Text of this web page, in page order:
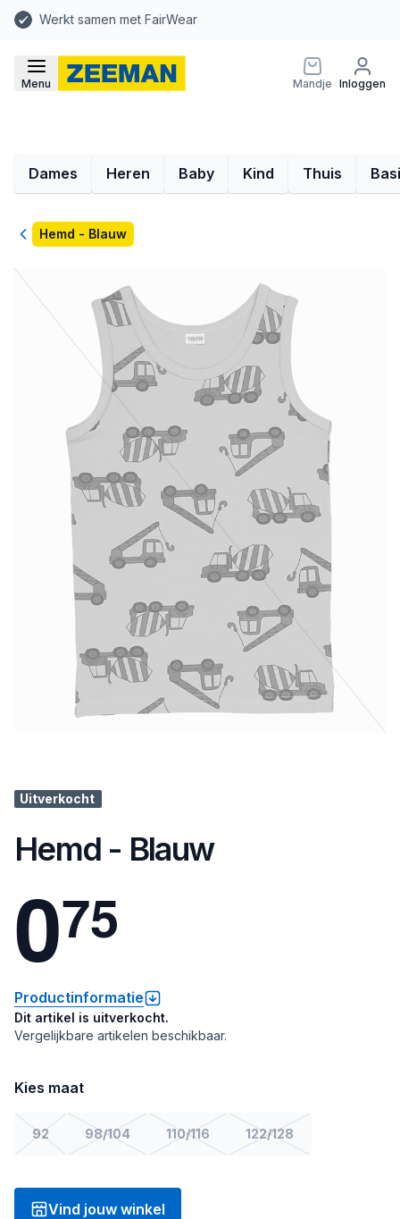
Werkt samen met FairWear
Menu Mandje Inloggen
Dames Heren Baby Kind Thuis
TerugHemd - Blauw
Uitverkocht
Hemd - Blauw
075
Productinformatie
Dit artikel is uitverkocht.
Vergelijkbare artikelen beschikbaar.
Kies maat
92 98/104 110/116 122/128
Vind jouw winkel